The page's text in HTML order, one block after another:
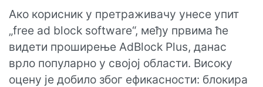
Ако корисник у претраживачу унесе упит
„free ad block software“, међу првима ће
видети проширење AdBlock Plus, данас
врло популарно у својој области. Високу
оцену је добило због ефикасности: блокира